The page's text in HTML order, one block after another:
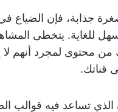
جذابة، فإن الضياع
سهل للغاية. يتخطى
محتوى لمجرد أنهم لا
قناتك.
الذي تساعد فيه قوالب